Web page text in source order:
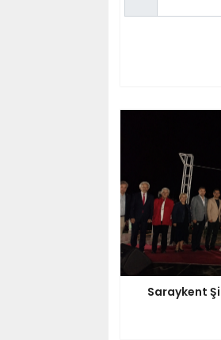
Saraykent